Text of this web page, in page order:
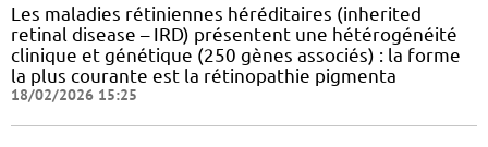
Les maladies rétiniennes héréditaires (inherited
retinal disease – IRD) présentent une hétérogénéité
clinique et génétique (250 gènes associés) : la forme
la plus courante est la rétinopathie pigmenta
18/02/2026 15:25